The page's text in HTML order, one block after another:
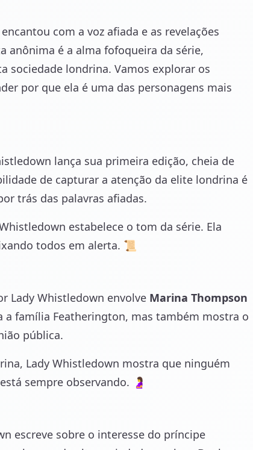
com a voz afiada e as revelações
anônima é a alma fofoqueira da série,
sociedade londrina. Vamos explorar os
por que ela é uma das personagens mais
lança sua primeira edição, cheia de
de capturar a atenção da elite londrina é
trás das palavras afiadas.
estabelece o tom da série. Ela
todos em alerta. 📜
Lady Whistledown envolve Marina Thompson
a família Featherington, mas também mostra o
pública.
Lady Whistledown mostra que ninguém
sempre observando. 🤰
escreve sobre o interesse do príncipe